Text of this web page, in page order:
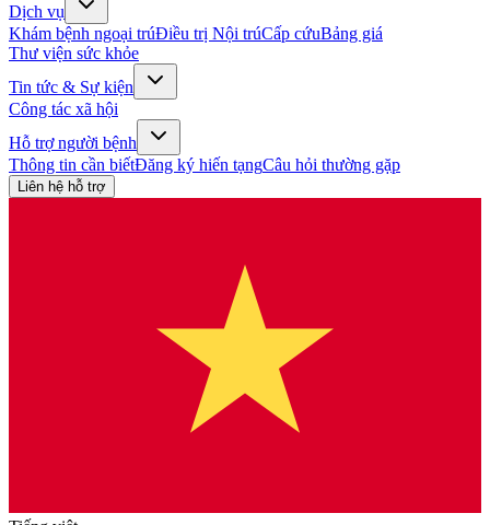
Dịch vụ
Khám bệnh ngoại trúĐiều trị Nội trúCấp cứuBảng giá
Thư viện sức khỏe
Tin tức & Sự kiện
Công tác xã hội
Hỗ trợ người bệnh
Thông tin cần biếtĐăng ký hiến tạngCâu hỏi thường gặp
Liên hệ hỗ trợ